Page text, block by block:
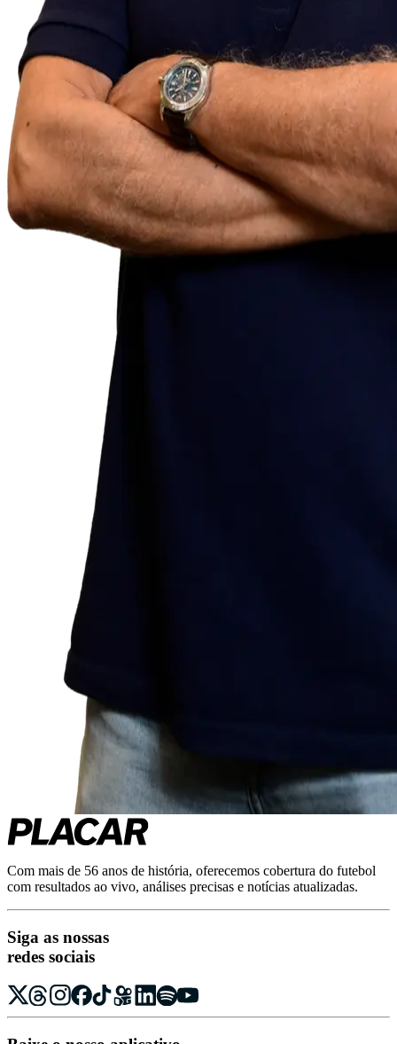
Com mais de 56 anos de história, oferecemos cobertura do futebol
com resultados ao vivo, análises precisas e notícias atualizadas.
Siga as nossas
redes sociais